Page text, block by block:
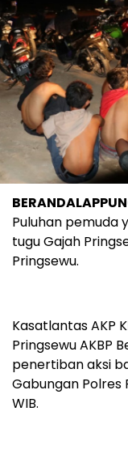
Puluhan pemuda
tugu Gajah
Pringsewu.
Kasatlantas AKP
Pringsewu AKBP
penertiban aksi
Gabungan Polres
WIB.